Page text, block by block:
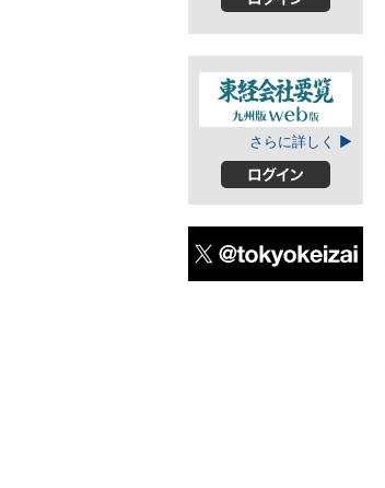
東経会社要覧web
さらに詳しく ▶
ログイン